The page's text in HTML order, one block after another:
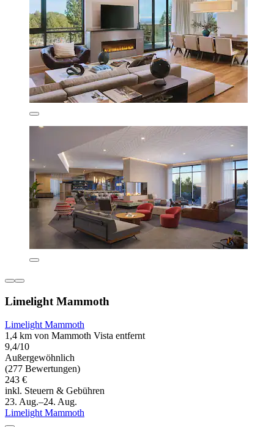
Limelight Mammoth
Limelight Mammoth
1,4 km von Mammoth Vista entfernt
9,4/10
Außergewöhnlich
(277 Bewertungen)
243 €
inkl. Steuern & Gebühren
23. Aug.–24. Aug.
Limelight Mammoth